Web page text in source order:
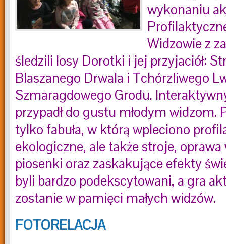
wykonaniu
Widzowie z
śledzili losy Dorotki i jej przyjaciół:
Blaszanego Drwala i Tchórzliwego
Szmaragdowego Grodu.
przypadł do gustu młodym widzom.
tylko fabuła, w którą wpleciono
ekologiczne, ale także stroje,
piosenki oraz zaskakujące efekty
byli bardzo podekscytowani, a gra
zostanie w pamięci małych widzów.
FOTORELACJA